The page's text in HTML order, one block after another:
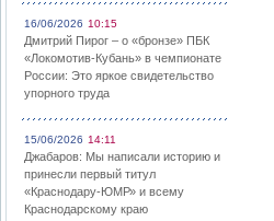
16/06/2026 10:15
Дмитрий Пирог – о «бронзе» ПБК
«Локомотив-Кубань» в чемпионате
России: Это яркое свидетельство
упорного труда
15/06/2026 14:11
Джабаров: Мы написали историю и
принесли первый титул
«Краснодару-ЮМР» и всему
Краснодарскому краю